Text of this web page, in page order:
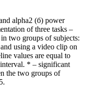
alpha2 (б) power
of three tasks –
two groups of subjects:
using a video clip on
values are equal to
* – significant
the two groups of